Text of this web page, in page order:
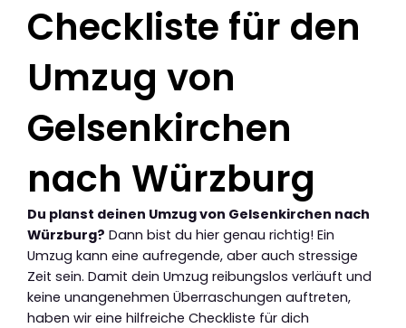
Checkliste für den
Umzug von
Gelsenkirchen
nach Würzburg
Du planst deinen Umzug von Gelsenkirchen nach
Würzburg? Dann bist du hier genau richtig! Ein
Umzug kann eine aufregende, aber auch stressige
Zeit sein. Damit dein Umzug reibungslos verläuft und
keine unangenehmen Überraschungen auftreten,
haben wir eine hilfreiche Checkliste für dich